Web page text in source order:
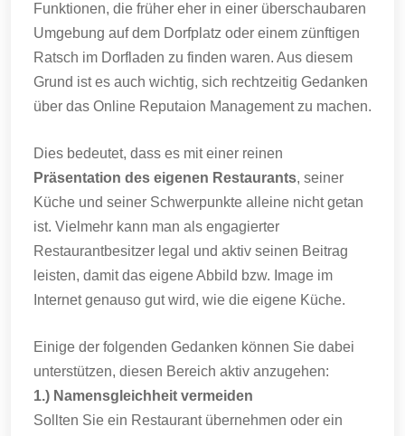
Funktionen, die früher eher in einer überschaubaren
Umgebung auf dem Dorfplatz oder einem zünftigen
Ratsch im Dorfladen zu finden waren. Aus diesem
Grund ist es auch wichtig, sich rechtzeitig Gedanken
über das Online Reputaion Management zu machen.
Dies bedeutet, dass es mit einer reinen
Präsentation des eigenen Restaurants, seiner
Küche und seiner Schwerpunkte alleine nicht getan
ist. Vielmehr kann man als engagierter
Restaurantbesitzer legal und aktiv seinen Beitrag
leisten, damit das eigene Abbild bzw. Image im
Internet genauso gut wird, wie die eigene Küche.
Einige der folgenden Gedanken können Sie dabei
unterstützen, diesen Bereich aktiv anzugehen:
1.) Namensgleichheit vermeiden
Sollten Sie ein Restaurant übernehmen oder ein